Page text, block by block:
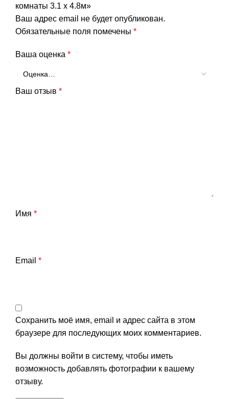
комнаты 3.1 х 4.8м»
Ваш адрес email не будет опубликован.
Обязательные поля помечены *
Ваша оценка *
Ваш отзыв *
Имя *
Email *
Сохранить моё имя, email и адрес сайта в этом
браузере для последующих моих комментариев.
Вы должны войти в систему, чтобы иметь
возможность добавлять фотографии к вашему
отзыву.